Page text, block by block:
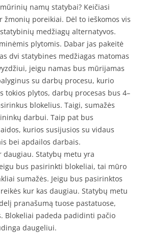
namų statybai? Keičiasi
poreikiai. Dėl to ieškomos vis
medžiagų alternatyvos.
plytomis. Dabar jas pakeitė
dvi statybines medžiagas matomas
jeigu namas bus mūrijamas
su darbų procesu, kurio
tokios plytos, darbų procesas bus 4–
blokelius. Taigi, sumažės
darbui. Taip pat bus
kurios susijusios su vidaus
bei apdailos darbais.
Statybų metu yra
bus pasirinkti blokeliai, tai mūro
sumažės. Jeigu bus pasirinktos
kur kas daugiau. Statybų metu
pranašumą tuose pastatuose,
Blokeliai padeda padidinti pačio
daugeliui.